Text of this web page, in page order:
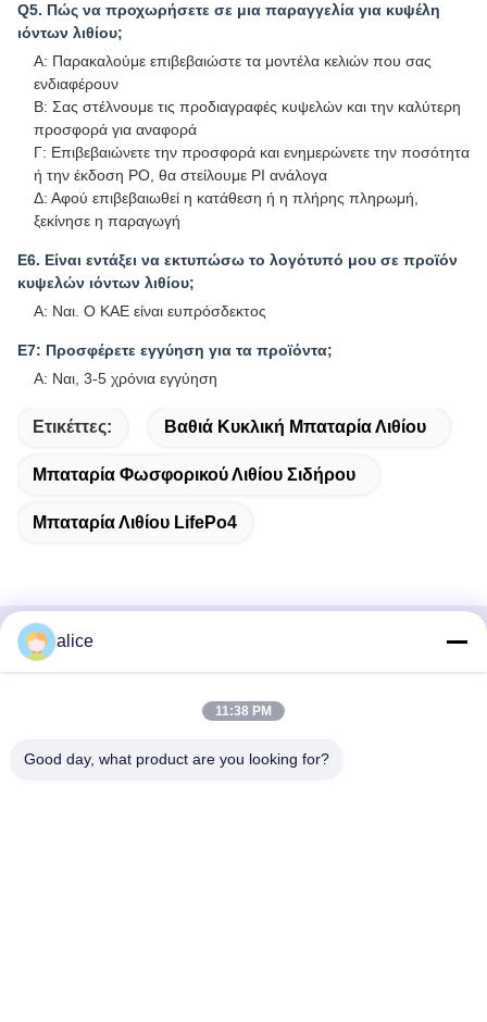
Q5. Πώς να προχωρήσετε σε μια παραγγελία για κυψέλη
ιόντων λιθίου;
Α: Παρακαλούμε επιβεβαιώστε τα μοντέλα κελιών που σας
ενδιαφέρουν
Β: Σας στέλνουμε τις προδιαγραφές κυψελών και την καλύτερη
προσφορά για αναφορά
Γ: Επιβεβαιώνετε την προσφορά και ενημερώνετε την ποσότητα
ή την έκδοση PO, θα στείλουμε PI ανάλογα
Δ: Αφού επιβεβαιωθεί η κατάθεση ή η πλήρης πληρωμή,
ξεκίνησε η παραγωγή
Ε6. Είναι εντάξει να εκτυπώσω το λογότυπό μου σε προϊόν
κυψελών ιόντων λιθίου;
Α: Ναι. Ο ΚΑΕ είναι ευπρόσδεκτος
Ε7: Προσφέρετε εγγύηση για τα προϊόντα;
Α: Ναι, 3-5 χρόνια εγγύηση
Ετικέττες: Βαθιά Κυκλική Μπαταρία Λιθίου
Μπαταρία Φωσφορικού Λιθίου Σιδήρου
Μπαταρία Λιθίου LifePo4
Γρήγορη επαφή
ζώνη υψηλής τεχνολογίας, πόλη Zaozhuang, Shandong,
alice
11:38 PM
Good day, what product are you looking for?